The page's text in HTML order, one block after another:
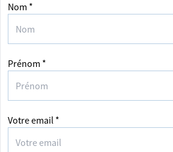
Nom *
Prénom *
Votre email *